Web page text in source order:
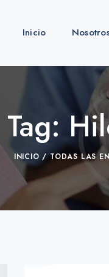
Inicio
Tag:
INICIO TODAS LAS